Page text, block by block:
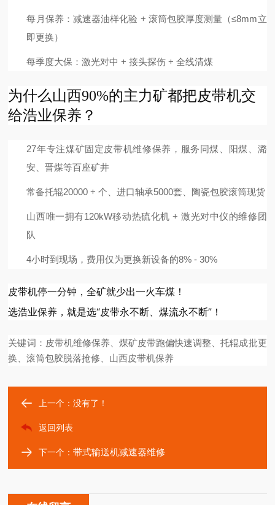
每月保养：减速器油样化验 + 滚筒包胶厚度测量（≤8mm立
即更换）
每季度大保：激光对中 + 接头探伤 + 全线清煤
为什么山西90%的主力矿都把皮带机交
给浩业保养？
27年专注煤矿固定皮带机维修保养，服务同煤、阳煤、潞
安、晋煤等百座矿井
常备托辊20000 + 个、进口轴承5000套、陶瓷包胶滚筒现货
山西唯一拥有120kW移动热硫化机 + 激光对中仪的维修团
队
4小时到现场，费用仅为更换新设备的8% - 30%
皮带机停一分钟，全矿就少出一火车煤！
选浩业保养，就是选“皮带永不断、煤流永不断”！
关键词：皮带机维修保养、煤矿皮带跑偏快速调整、托辊成批更
换、滚筒包胶脱落抢修、山西皮带机保养
上一个：没有了！
返回列表
下一个：带式输送机减速器维修